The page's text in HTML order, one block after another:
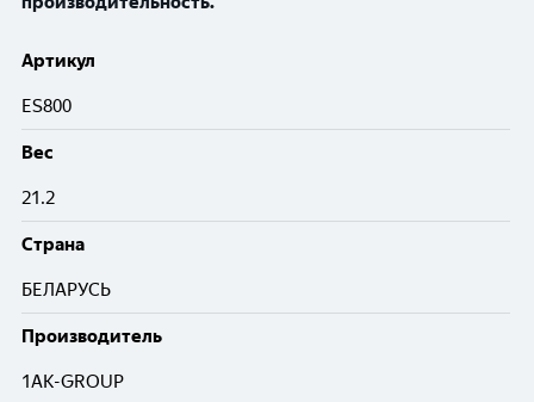
Артикул
ES800
Вес
21.2
Cтрана
БЕЛАРУСЬ
Производитель
1AK-GROUP